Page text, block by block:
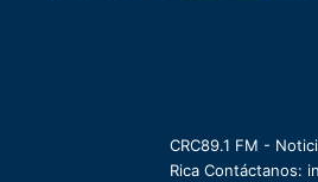
CRC89.1 FM -
Rica Contáctanos: